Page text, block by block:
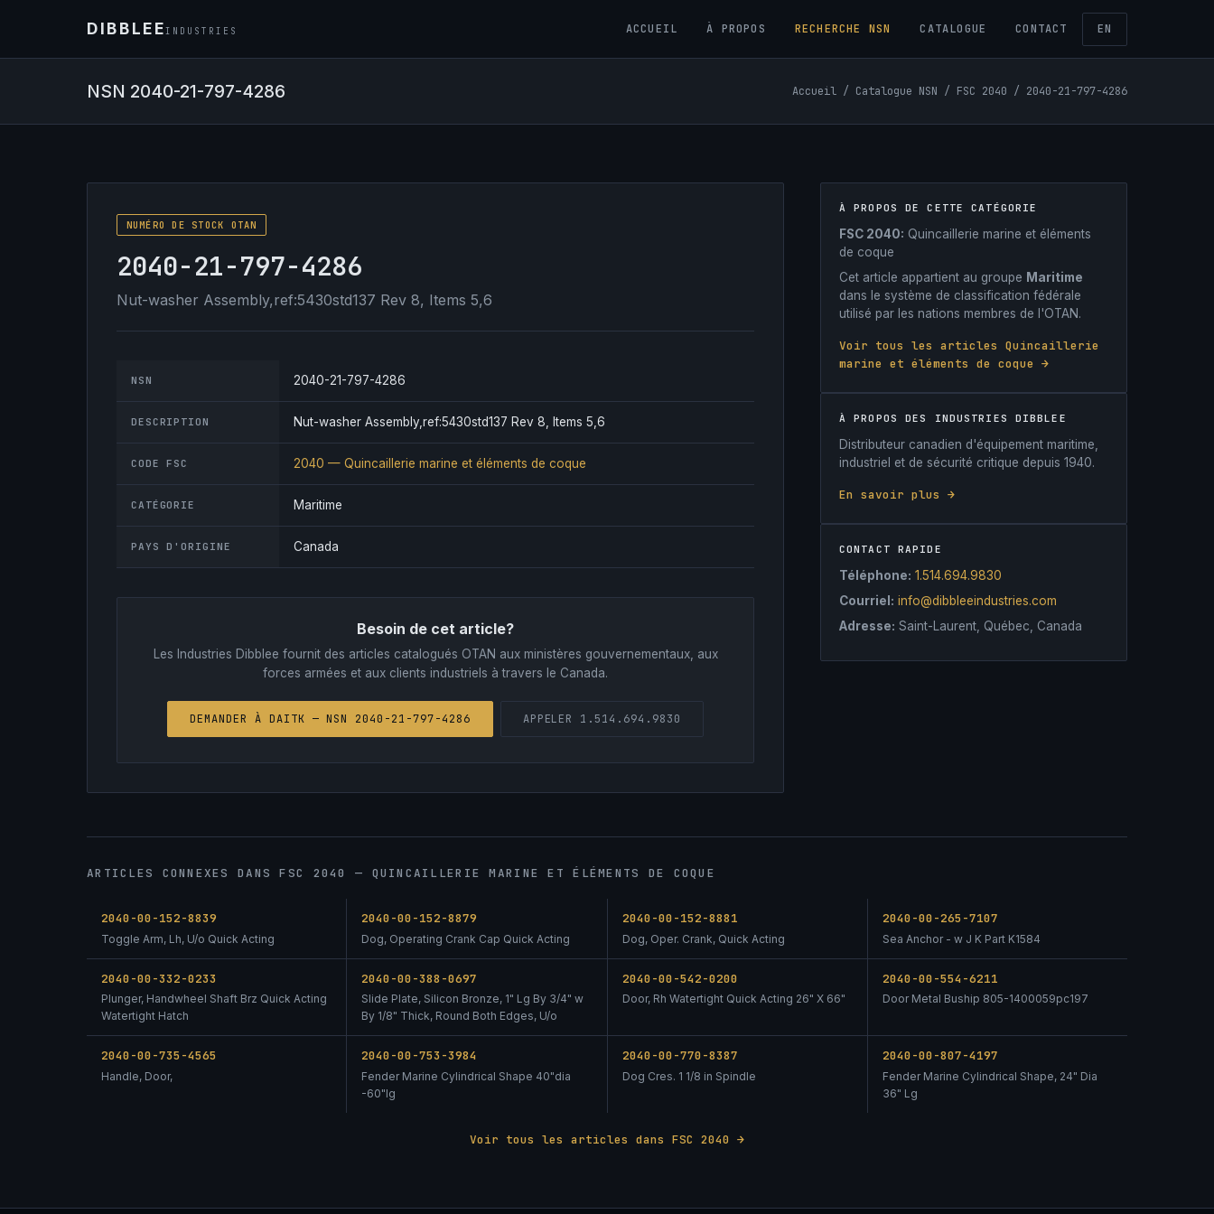
DIBBLEEINDUSTRIES ACCUEIL À PROPOS RECHERCHE NSN CATALOGUE CONTACT EN
NSN 2040-21-797-4286 Accueil / Catalogue NSN / FSC 2040 / 2040-21-797-4286
NUMÉRO DE STOCK OTAN
2040-21-797-4286
Nut-washer Assembly,ref:5430std137 Rev 8, Items 5,6
NSN 2040-21-797-4286
DESCRIPTION Nut-washer Assembly,ref:5430std137 Rev 8, Items 5,6
CODE FSC 2040 — Quincaillerie marine et éléments de coque
CATÉGORIE Maritime
PAYS D'ORIGINE Canada
Besoin de cet article?
Les Industries Dibblee fournit des articles catalogués OTAN aux ministères gouvernementaux, aux
forces armées et aux clients industriels à travers le Canada.
DEMANDER À DAITK — NSN 2040-21-797-4286 APPELER 1.514.694.9830
À PROPOS DE CETTE CATÉGORIE
FSC 2040: Quincaillerie marine et éléments
de coque
Cet article appartient au groupe Maritime
dans le système de classification fédérale
utilisé par les nations membres de l'OTAN.
Voir tous les articles Quincaillerie
marine et éléments de coque →
À PROPOS DES INDUSTRIES DIBBLEE
Distributeur canadien d'équipement maritime,
industriel et de sécurité critique depuis 1940.
En savoir plus →
CONTACT RAPIDE
Téléphone: 1.514.694.9830
Courriel: info@dibbleeindustries.com
Adresse: Saint-Laurent, Québec, Canada
ARTICLES CONNEXES DANS FSC 2040 — QUINCAILLERIE MARINE ET ÉLÉMENTS DE COQUE
2040-00-152-8839
Toggle Arm, Lh, U/o Quick Acting
2040-00-152-8879
Dog, Operating Crank Cap Quick Acting
2040-00-152-8881
Dog, Oper. Crank, Quick Acting
2040-00-265-7107
Sea Anchor - w J K Part K1584
2040-00-332-0233
Plunger, Handwheel Shaft Brz Quick Acting
Watertight Hatch
2040-00-388-0697
Slide Plate, Silicon Bronze, 1" Lg By 3/4" w
By 1/8" Thick, Round Both Edges, U/o
2040-00-542-0200
Door, Rh Watertight Quick Acting 26" X 66"
2040-00-554-6211
Door Metal Buship 805-1400059pc197
2040-00-735-4565
Handle, Door,
2040-00-753-3984
Fender Marine Cylindrical Shape 40"dia
-60"lg
2040-00-770-8387
Dog Cres. 1 1/8 in Spindle
2040-00-807-4197
Fender Marine Cylindrical Shape, 24" Dia
36" Lg
Voir tous les articles dans FSC 2040 →